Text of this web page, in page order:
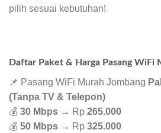
pilih sesuai kebutuhan!
Daftar Paket & Harga Pasang WiFi
📌 Pasang WiFi Murah Jombang
(Tanpa TV & Telepon)
💰 30 Mbps → Rp 265.000
💰 50 Mbps → Rp 325.000